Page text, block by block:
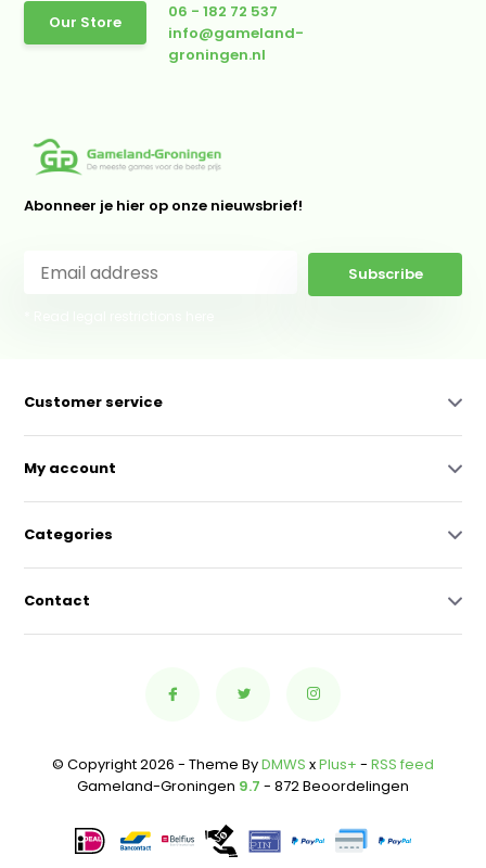
Our Store
06 - 182 72 537
info@gameland-
groningen.nl
Abonneer je hier op onze nieuwsbrief!
Subscribe
Customer service
My account
Categories
Contact
© Copyright 2026 - Theme ByDMWS xPlus+ - RSS feed
Gameland-Groningen 9.7 - 872 Beoordelingen